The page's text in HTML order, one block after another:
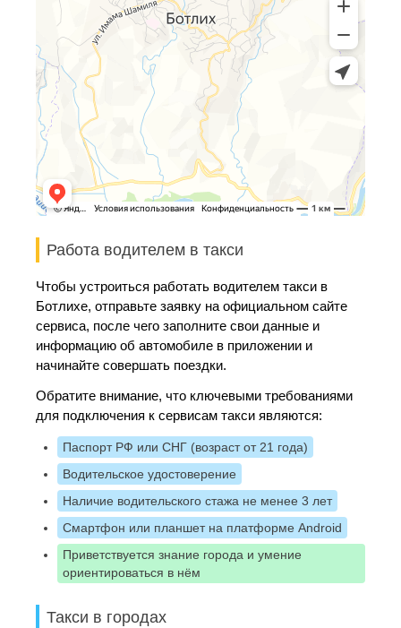
Работа водителем в такси
Чтобы устроиться работать водителем такси в
Ботлихе, отправьте заявку на официальном сайте
сервиса, после чего заполните свои данные и
информацию об автомобиле в приложении и
начинайте совершать поездки.
Обратите внимание, что ключевыми требованиями
для подключения к сервисам такси являются:
Паспорт РФ или СНГ (возраст от 21 года)
Водительское удостоверение
Наличие водительского стажа не менее 3 лет
Смартфон или планшет на платформе Android
Приветствуется знание города и умение
ориентироваться в нём
Такси в городах